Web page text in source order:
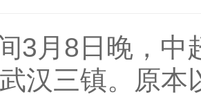
3月8日晚，中
汉三镇。原本